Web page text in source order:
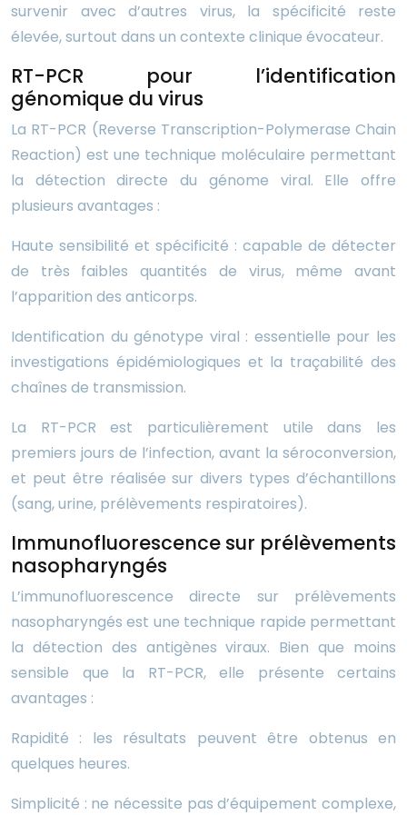
survenir avec d’autres virus, la spécificité reste
élevée, surtout dans un contexte clinique évocateur.
RT-PCR pour l’identification
génomique du virus
La RT-PCR (Reverse Transcription-Polymerase Chain
Reaction) est une technique moléculaire permettant
la détection directe du génome viral. Elle offre
plusieurs avantages :
Haute sensibilité et spécificité : capable de détecter
de très faibles quantités de virus, même avant
l’apparition des anticorps.
Identification du génotype viral : essentielle pour les
investigations épidémiologiques et la traçabilité des
chaînes de transmission.
La RT-PCR est particulièrement utile dans les
premiers jours de l’infection, avant la séroconversion,
et peut être réalisée sur divers types d’échantillons
(sang, urine, prélèvements respiratoires).
Immunofluorescence sur prélèvements
nasopharyngés
L’immunofluorescence directe sur prélèvements
nasopharyngés est une technique rapide permettant
la détection des antigènes viraux. Bien que moins
sensible que la RT-PCR, elle présente certains
avantages :
Rapidité : les résultats peuvent être obtenus en
quelques heures.
Simplicité : ne nécessite pas d’équipement complexe,